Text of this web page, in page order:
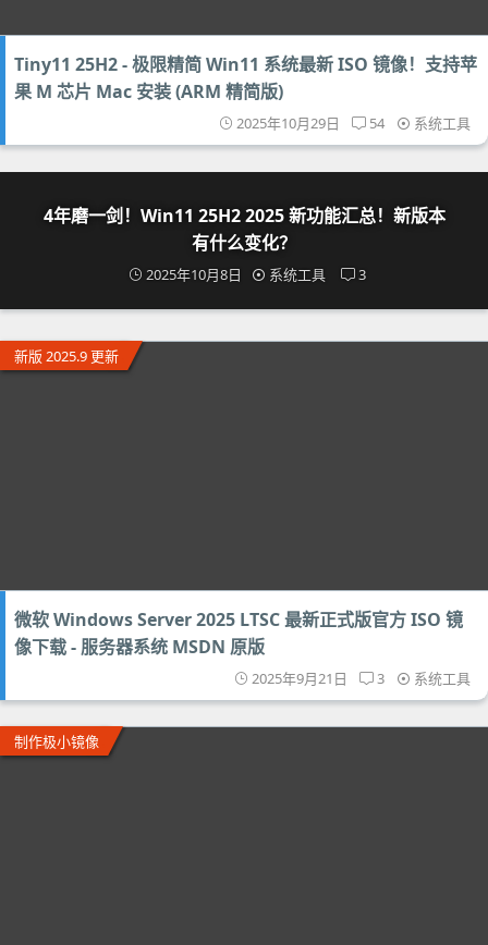
Tiny11 25H2 - 极限精简 Win11 系统最新 ISO 镜像！支持苹
果 M 芯片 Mac 安装 (ARM 精简版)
2025年10月29日 54 系统工具
4年磨一剑！Win11 25H2 2025 新功能汇总！新版本
有什么变化？
2025年10月8日 系统工具 3
新版 2025.9 更新
微软 Windows Server 2025 LTSC 最新正式版官方 ISO 镜
像下载 - 服务器系统 MSDN 原版
2025年9月21日 3 系统工具
制作极小镜像